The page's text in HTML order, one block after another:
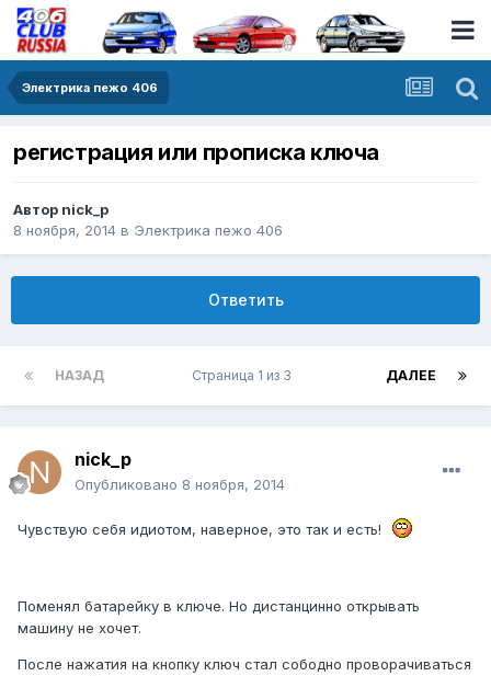
Электрика пежо 406
регистрация или прописка ключа
Автор nick_p
8 ноября, 2014 в Электрика пежо 406
Ответить
НАЗАД ДАЛЕЕ
Страница 1 из 3
nick_p
Опубликовано 8 ноября, 2014
Чувствую себя идиотом, наверное, это так и есть!
Поменял батарейку в ключе. Но дистанцинно открывать
машину не хочет.
После нажатия на кнопку ключ стал сободно проворачиваться